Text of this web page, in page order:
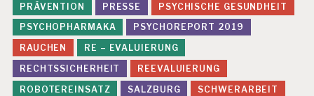
PRÄVENTION
PRESSE
PSYCHISCHE GESUNDHEIT
PSYCHOPHARMAKA
PSYCHOREPORT 2019
RAUCHEN
RE – EVALUIERUNG
RECHTSSICHERHEIT
REEVALUIERUNG
ROBOTEREINSATZ
SALZBURG
SCHWERARBEIT